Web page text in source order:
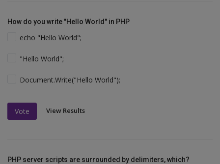
How do you write "Hello World" in PHP
echo "Hello World";
"Hello World";
Document.Write("Hello World");
Vote View Results
PHP server scripts are surrounded by delimiters, which?